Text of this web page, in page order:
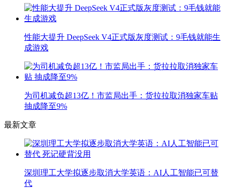
性能大提升 DeepSeek V4正式版灰度测试：9毛钱就能生
成游戏
为司机减负超13亿！市监局出手：货拉拉取消独家车贴
抽成降至9%
最新文章
深圳理工大学拟逐步取消大学英语：AI人工智能已可替
代